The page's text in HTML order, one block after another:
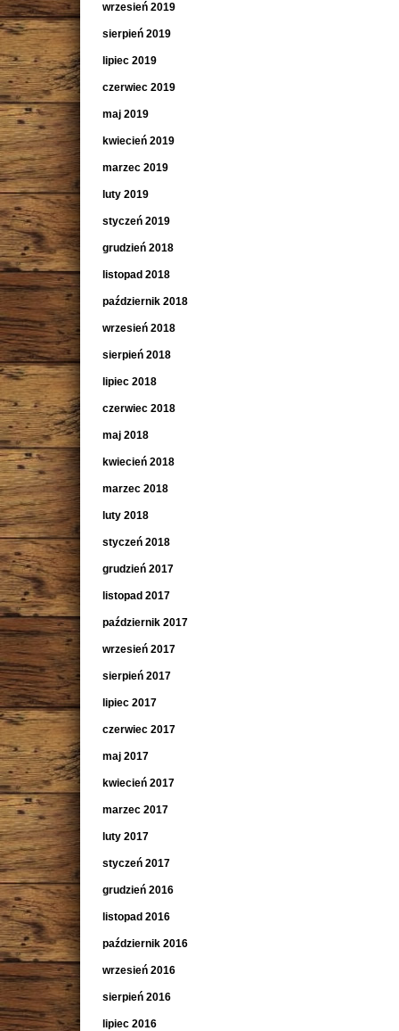
wrzesień 2019
sierpień 2019
lipiec 2019
czerwiec 2019
maj 2019
kwiecień 2019
marzec 2019
luty 2019
styczeń 2019
grudzień 2018
listopad 2018
październik 2018
wrzesień 2018
sierpień 2018
lipiec 2018
czerwiec 2018
maj 2018
kwiecień 2018
marzec 2018
luty 2018
styczeń 2018
grudzień 2017
listopad 2017
październik 2017
wrzesień 2017
sierpień 2017
lipiec 2017
czerwiec 2017
maj 2017
kwiecień 2017
marzec 2017
luty 2017
styczeń 2017
grudzień 2016
listopad 2016
październik 2016
wrzesień 2016
sierpień 2016
lipiec 2016